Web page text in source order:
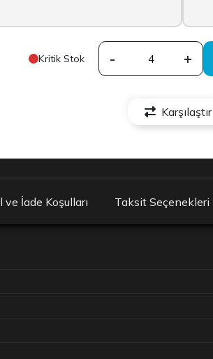
Kritik Stok - +
Karşılaştır
ve İade Koşulları Taksit Seçenekleri